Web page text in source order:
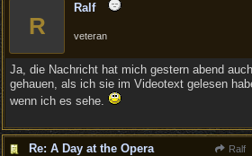
R
Ralf
veteran
Ja, die Nachricht hat mich gestern abend
gehauen, als ich sie im Videotext gelesen
wenn ich es sehe.
Re: A Day at the Opera Ralf